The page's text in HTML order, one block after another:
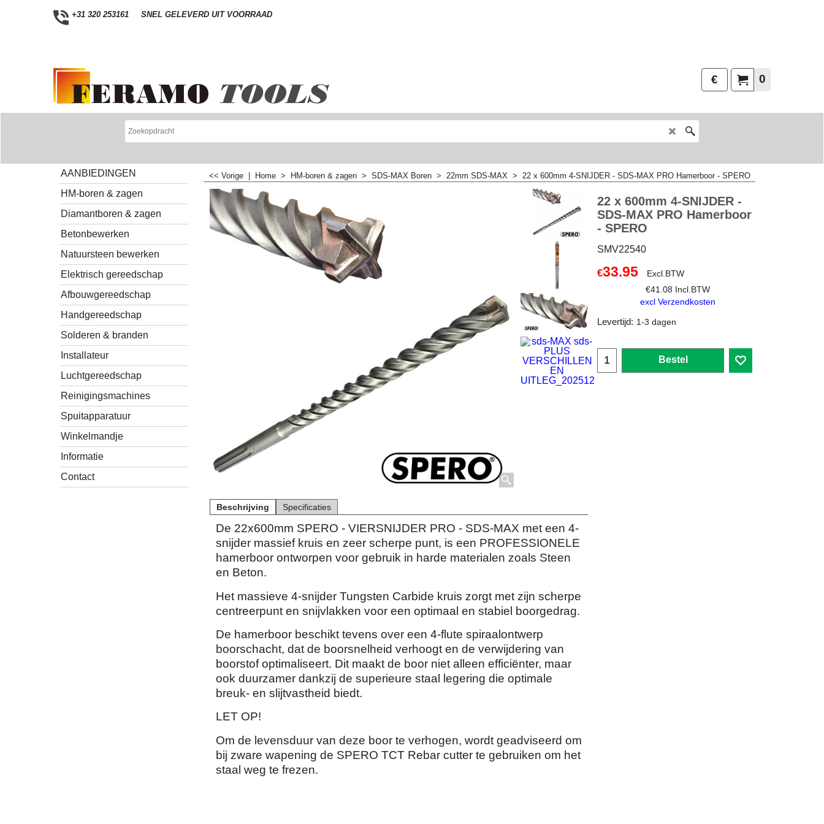
+31 320 253161 SNEL GELEVERD UIT VOORRAAD
0
€
AANBIEDINGEN
HM-boren & zagen
Diamantboren & zagen
Betonbewerken
Natuursteen bewerken
Elektrisch gereedschap
Afbouwgereedschap
Handgereedschap
Solderen & branden
Installateur
Luchtgereedschap
Reinigingsmachines
Spuitapparatuur
Winkelmandje
Informatie
Contact
<< Vorige Home > HM-boren & zagen > SDS-MAX Boren > 22mm SDS-MAX > 22 x 600mm 4-SNIJDER - SDS-MAX PRO Hamerboor - SPERO
22 x 600mm 4-SNIJDER -
SDS-MAX PRO Hamerboor
- SPERO
SMV22540
€33.95
Excl.BTW
€41.08 Incl.BTW
excl Verzendkosten
Levertijd: 1-3 dagen
Bestel
Beschrijving Specificaties
De 22x600mm SPERO - VIERSNIJDER PRO - SDS-MAX met een 4-
snijder massief kruis en zeer scherpe punt, is een PROFESSIONELE
hamerboor ontworpen voor gebruik in harde materialen zoals Steen
en Beton.
Het massieve 4-snijder Tungsten Carbide kruis zorgt met zijn scherpe
centreerpunt en snijvlakken voor een optimaal en stabiel boorgedrag.
De hamerboor beschikt tevens over een 4-flute spiraalontwerp
boorschacht, dat de boorsnelheid verhoogt en de verwijdering van
boorstof optimaliseert. Dit maakt de boor niet alleen efficiënter, maar
ook duurzamer dankzij de superieure staal legering die optimale
breuk- en slijtvastheid biedt.
LET OP!
Om de levensduur van deze boor te verhogen, wordt geadviseerd om
bij zware wapening de SPERO TCT Rebar cutter te gebruiken om het
staal weg te frezen.